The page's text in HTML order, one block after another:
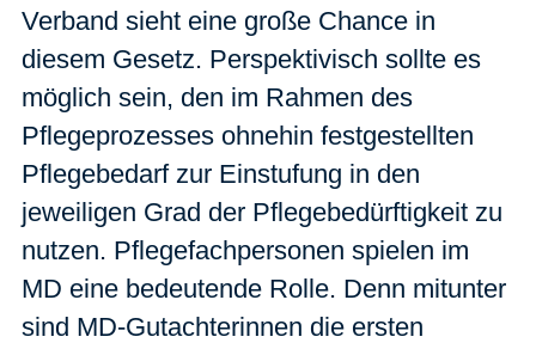
Verband sieht eine große Chance in
diesem Gesetz. Perspektivisch sollte es
möglich sein, den im Rahmen des
Pflegeprozesses ohnehin festgestellten
Pflegebedarf zur Einstufung in den
jeweiligen Grad der Pflegebedürftigkeit zu
nutzen. Pflegefachpersonen spielen im
MD eine bedeutende Rolle. Denn mitunter
sind MD-Gutachterinnen die ersten